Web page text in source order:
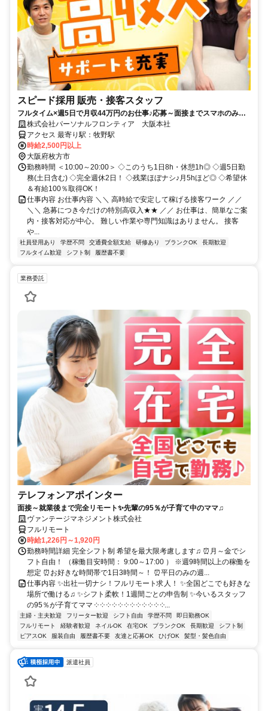
スピード採用 販売・接客スタッフ
フルタイム×週5日で月収44万円のお仕事♪応募～面接までスマホのみで
完結！履歴書不要◎
株式会社パーソナルフロンティア 大阪本社
アクセス 最寄り駅：牧野駅
時給2,500円以上
大阪府枚方市
勤務時間 ＜10:00～20:00＞ ◇このうち1日8h・休憩1h◎ ◇週5日勤
務(土日含む) ◇完全週休2日！ ◇残業ほぼナシ♪月5hほど◎ ◇希望休
＆有給100％取得OK！
仕事内容 お仕事内容 ＼＼ 高時給で安定して稼げる接客ワーク ／／
＼＼ 急募につき今だけの特別高収入★★ ／／ お仕事は、簡単なご案
内・接客対応が中心。 難しい作業や専門知識はありません。 接客
や...
社員登用あり 学歴不問 交通費全額支給 研修あり ブランクOK
長期歓迎
フルタイム歓迎
シフト制 履歴書不要
業務委託
テレフォンアポインター
面接～就業後まで完全リモート✨先輩の95％が子育て中のママ♫
ヴァンテージマネジメント株式会社
フルリモート
時給1,226円～1,920円
勤務時間詳細 完全シフト制 希望を最大限考慮します♫ ⏰月～金でシ
フト自由！ （稼働目安時間： 9:00～17:00 ） ※週9時間以上の稼働を
想定 ⏰お好きな時間帯で1日3時間～！ ⏰平日のみの週...
仕事内容 ✨出社一切ナシ！フルリモート求人！ ✨全国どこでも好きな
場所で働ける♫ ✨シフト柔軟！1週間ごとの申告制 ✨今いるスタッフ
の95％が子育てママ ༶ ༶ ༶ ༶ ༶ ༶ ༶ ༶ ༶ ༶ ༶ ༶...
主婦・主夫歓迎 フリーター歓迎 シフト自由 学歴不問
即日勤務OK
フルリモート
経験者歓迎 ネイルOK 在宅OK ブランクOK 長期歓迎
シフト制
ピアスOK
服装自由 履歴書不要 友達と応募OK ひげOK 髪型・髪色自由
派遣社員